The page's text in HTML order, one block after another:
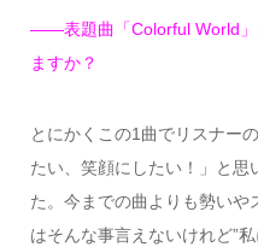
——表題曲「Colorful World」
ますか？
とにかくこの1曲でリスナー
たい、笑顔にしたい！」と思
た。今までの曲よりも勢い
はそんな事言えないけれど”